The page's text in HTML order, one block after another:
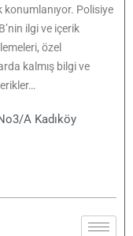
Polisiye
ilgi ve içerik
özel
kalmış bilgi ve
A Kadıköy